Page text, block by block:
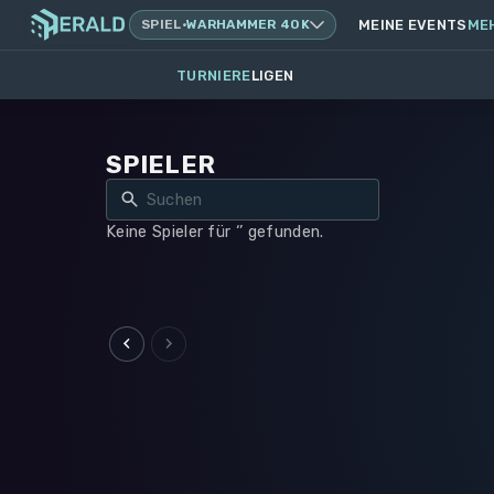
SPIEL·WARHAMMER 40K MEINE EVENTS
TURNIERELIGEN
SPIELER
Keine Spieler für ‘’ gefunden.